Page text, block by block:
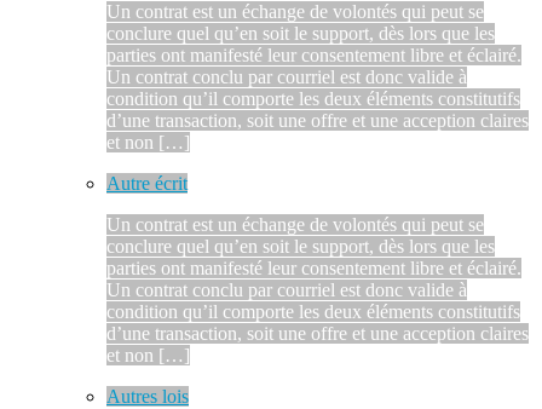
Un contrat est un échange de volontés qui peut se
conclure quel qu’en soit le support, dès lors que les
parties ont manifesté leur consentement libre et éclairé.
Un contrat conclu par courriel est donc valide à
condition qu’il comporte les deux éléments constitutifs
d’une transaction, soit une offre et une acception claires
et non […]
Autre écrit
Un contrat est un échange de volontés qui peut se
conclure quel qu’en soit le support, dès lors que les
parties ont manifesté leur consentement libre et éclairé.
Un contrat conclu par courriel est donc valide à
condition qu’il comporte les deux éléments constitutifs
d’une transaction, soit une offre et une acception claires
et non […]
Autres lois